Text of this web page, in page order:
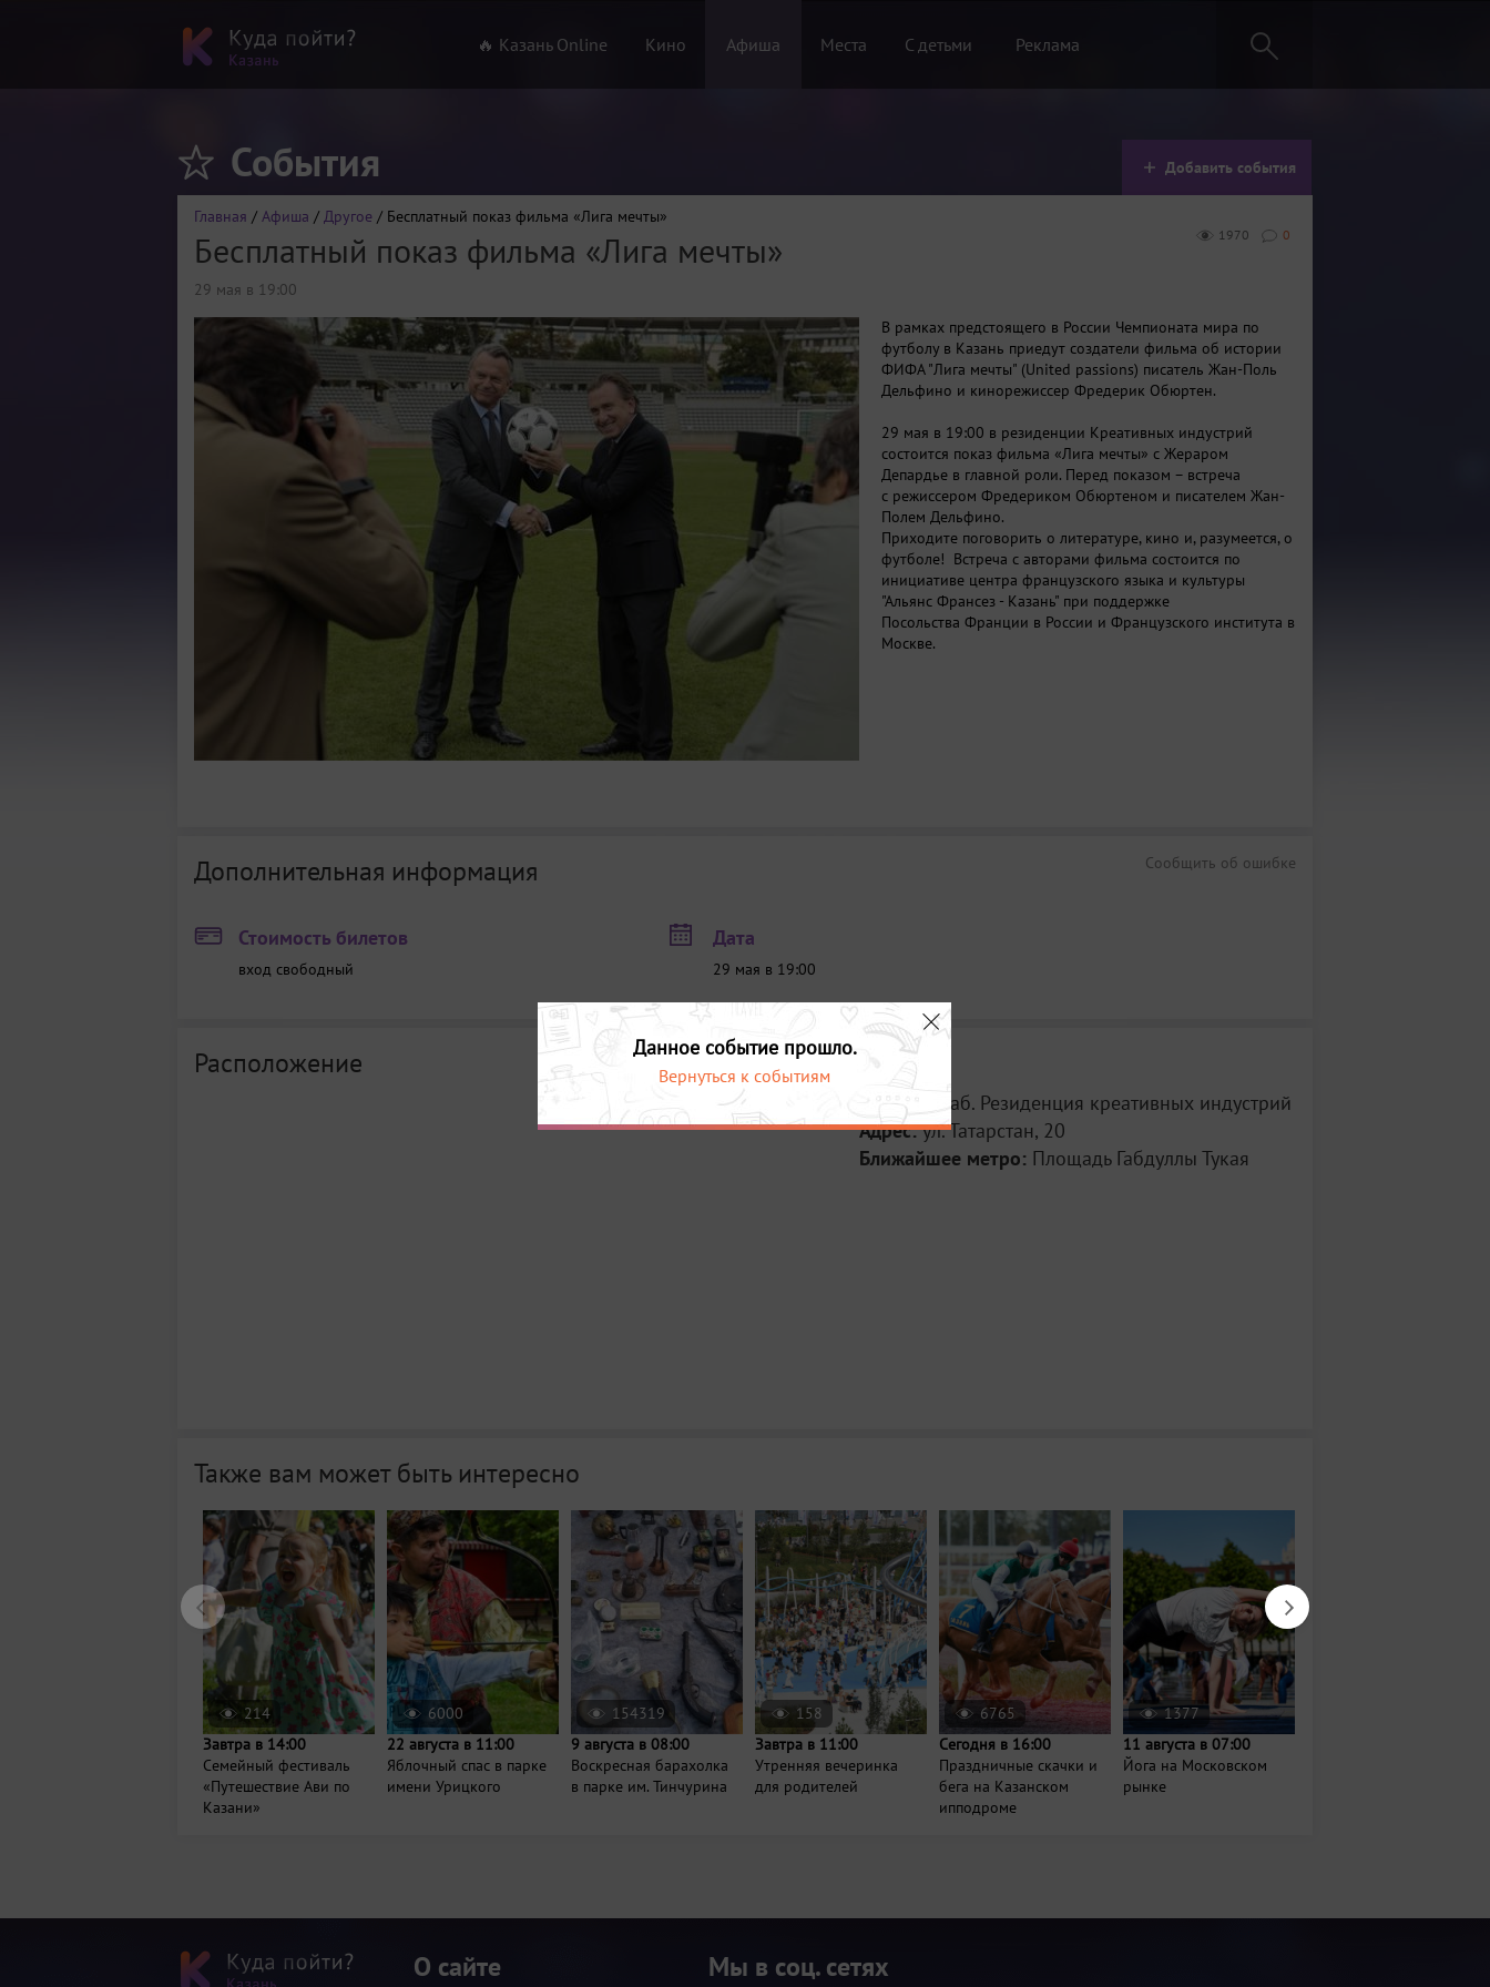
🔥 Казань Online Кино Афиша Места С детьми Реклама
События Добавить события
Главная / Афиша / Другое / Бесплатный показ фильма «Лига мечты»
0
1970
Бесплатный показ фильма «Лига мечты»
29 мая в 19:00
В рамках предстоящего в России Чемпионата мира по
футболу в Казань приедут создатели фильма об истории
ФИФА "Лига мечты" (United passions) писатель Жан-Поль
Дельфино и кинорежиссер Фредерик Обюртен.
29 мая в 19:00 в резиденции Креативных индустрий
состоится показ фильма «Лига мечты» с Жераром
Депардье в главной роли. Перед показом – встреча
с режиссером Фредериком Обюртеном и писателем Жан-
Полем Дельфино.
Приходите поговорить о литературе, кино и, разумеется, о
футболе! Встреча с авторами фильма состоится по
инициативе центра французского языка и культуры
"Альянс Франсез - Казань" при поддержке
Посольства Франции в России и Французского института в
Москве.
Сообщить об ошибке
Дополнительная информация
Стоимость билетов
вход свободный
Дата
29 мая в 19:00
Расположение
Место:
Штаб. Резиденция креативных индустрий
Адрес:ул. Татарстан, 20
Ближайшее метро: Площадь Габдуллы Тукая
Также вам может быть интересно
214
Завтра в 14:00
Семейный фестиваль
«Путешествие Ави по
Казани»
6000
22 августа в 11:00
Яблочный спас в парке
имени Урицкого
154319
9 августа в 08:00
Воскресная барахолка
в парке им. Тинчурина
158
Завтра в 11:00
Утренняя вечеринка
для родителей
6765
Сегодня в 16:00
Праздничные скачки и
бега на Казанском
ипподроме
1377
11 августа в 07:00
Йога на Московском
рынке
Данное событие прошло.
Вернуться к событиям
О сайте Мы в соц. сетях